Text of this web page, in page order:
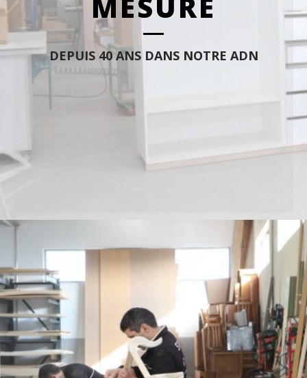
DEPUIS 40 ANS DANS NOTRE ADN